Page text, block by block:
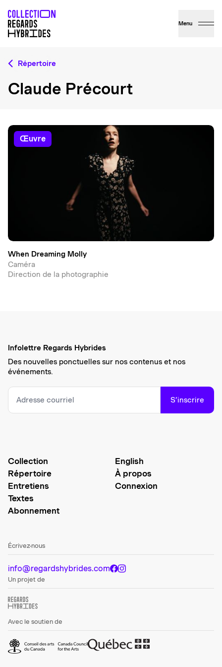
Menu
Répertoire
Claude Précourt
œuvre
When Dreaming Molly
Caméra
Direction de la photographie
Infolettre Regards Hybrides
Des nouvelles ponctuelles sur nos contenus et nos
événements.
S’inscrire
Collection
Répertoire
Entretiens
Textes
Abonnement
English
À propos
Connexion
Écrivez-nous
info@regardshybrides.com
Un projet de
Avec le soutien de